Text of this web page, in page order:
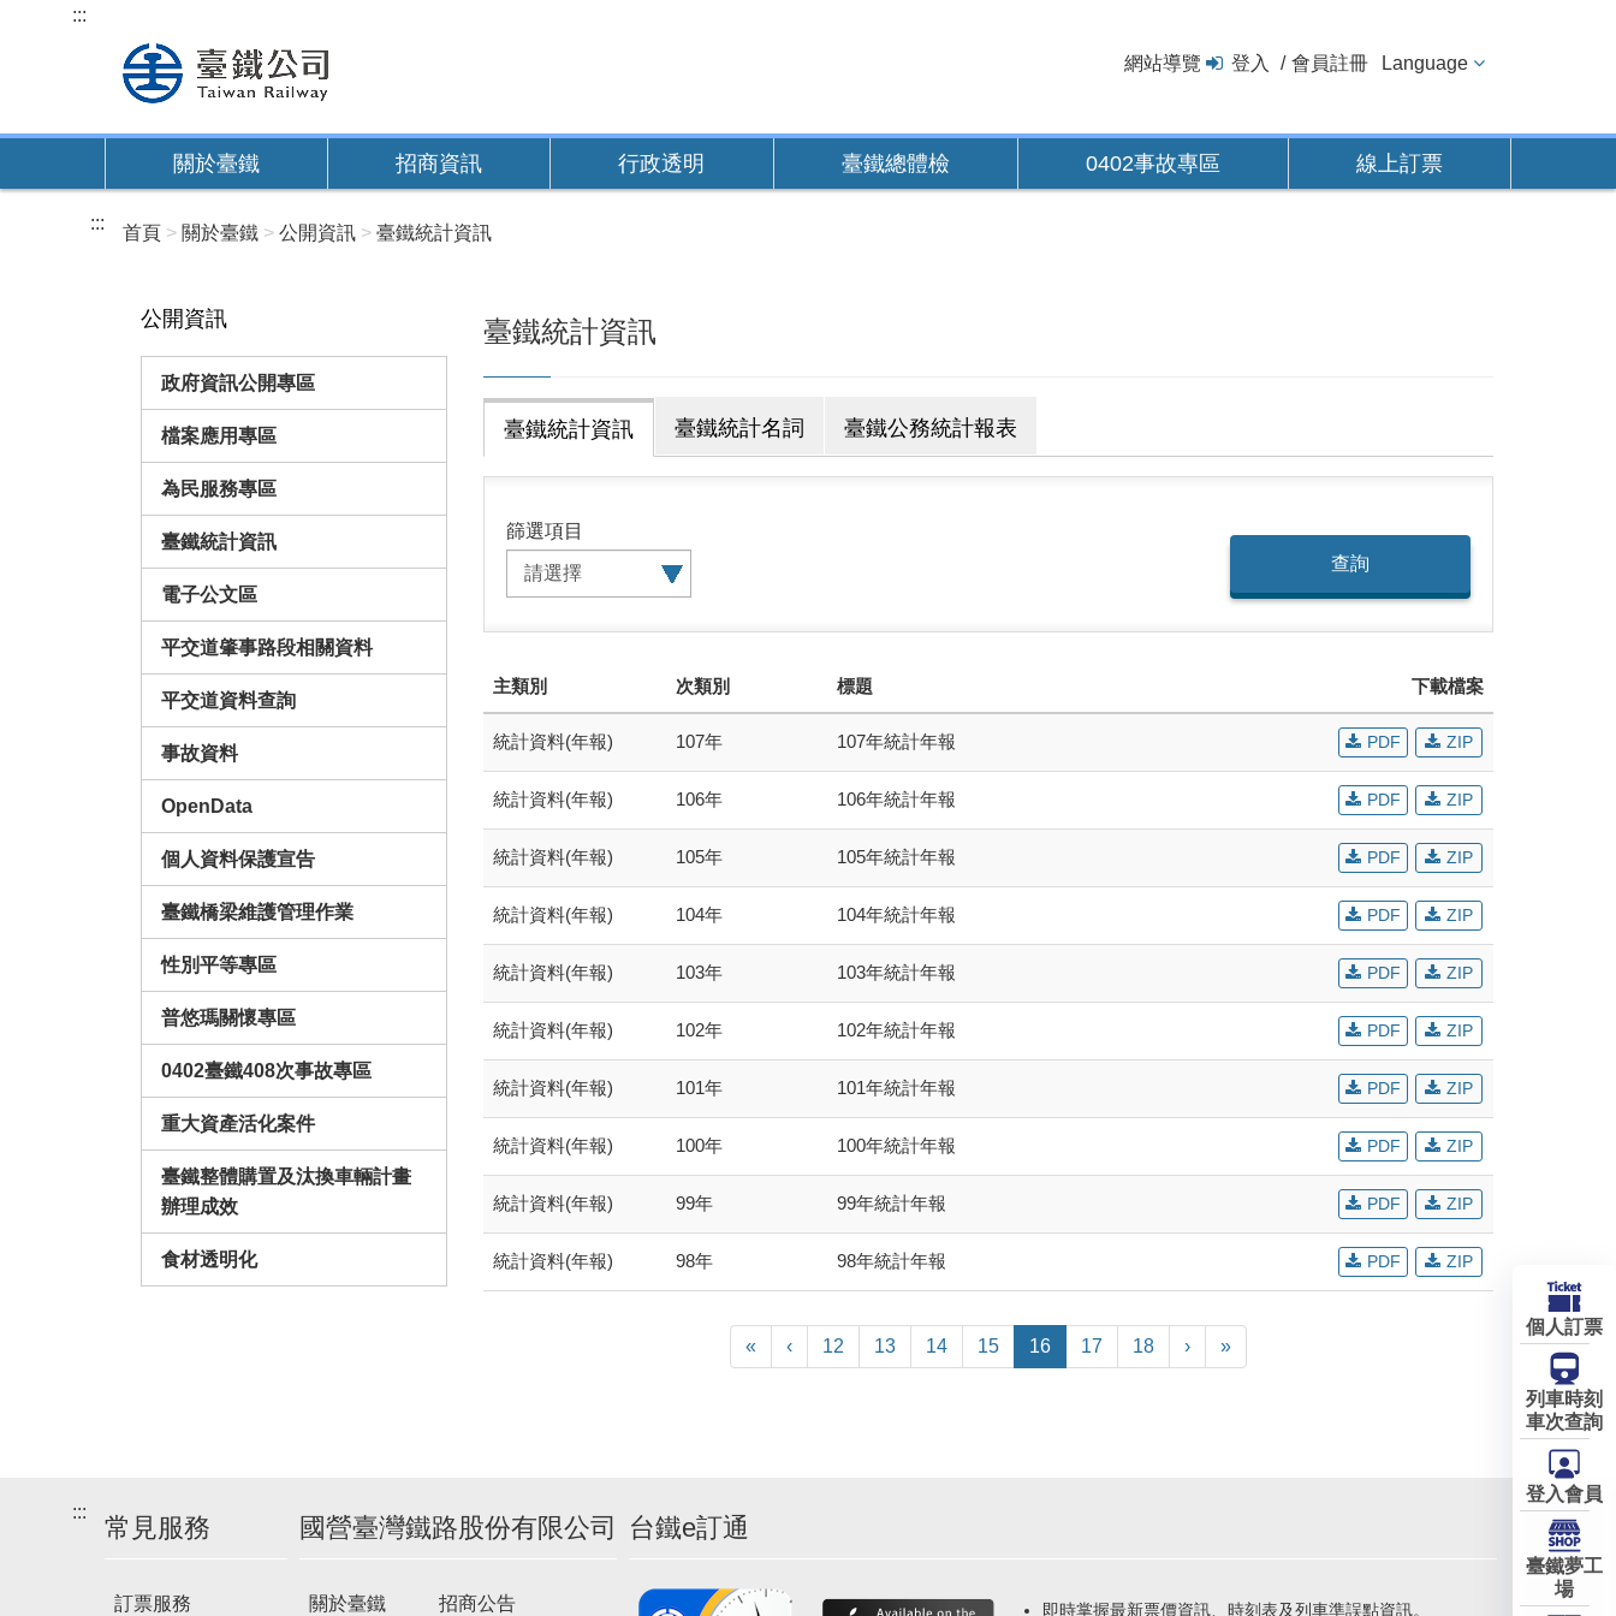
內
:::
網站導覽 登入 會員註冊 Language
關於臺鐵 招商資訊 行政透明 臺鐵總體檢 0402事故專區 線上訂票
::: 首頁 關於臺鐵 公開資訊 臺鐵統計資訊
公開資訊
政府資訊公開專區
檔案應用專區
為民服務專區
臺鐵統計資訊
電子公文區
平交道肇事路段相關資料
平交道資料查詢
事故資料
OpenData
個人資料保護宣告
臺鐵橋梁維護管理作業
性別平等專區
普悠瑪關懷專區
0402臺鐵408次事故專區
重大資產活化案件
臺鐵整體購置及汰換車輛計畫
辦理成效
食材透明化
臺鐵統計資訊
臺鐵統計資訊 臺鐵統計名詞 臺鐵公務統計報表
篩選項目
查詢
主類別 次類別 標題 下載檔案
統計資料(年報) 107年 107年統計年報 PDF ZIP
統計資料(年報) 106年 106年統計年報 PDF ZIP
統計資料(年報) 105年 105年統計年報 PDF ZIP
統計資料(年報) 104年 104年統計年報 PDF ZIP
統計資料(年報) 103年 103年統計年報 PDF ZIP
統計資料(年報) 102年 102年統計年報 PDF ZIP
統計資料(年報) 101年 101年統計年報 PDF ZIP
統計資料(年報) 100年 100年統計年報 PDF ZIP
統計資料(年報) 99年 99年統計年報 PDF ZIP
統計資料(年報) 98年 98年統計年報 PDF ZIP
« ‹ 12 13 14 15 16 17 18 › »
:::
常見服務
訂票服務
國營臺灣鐵路股份有限公司
關於臺鐵 招商公告
台鐵e訂通
即時掌握最新票價資訊、時刻表及列車準誤點資訊。
個人訂票
列車時刻
車次查詢
登入會員
臺鐵夢工
場